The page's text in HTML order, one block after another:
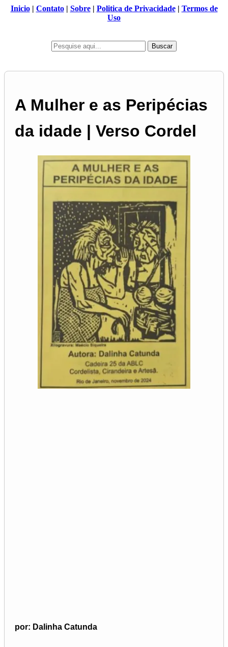
Inicio| Contato| Sobre| Politica de Privacidade| Termos de
Uso
Buscar
A Mulher e as Peripécias
da idade | Verso Cordel
por: Dalinha Catunda